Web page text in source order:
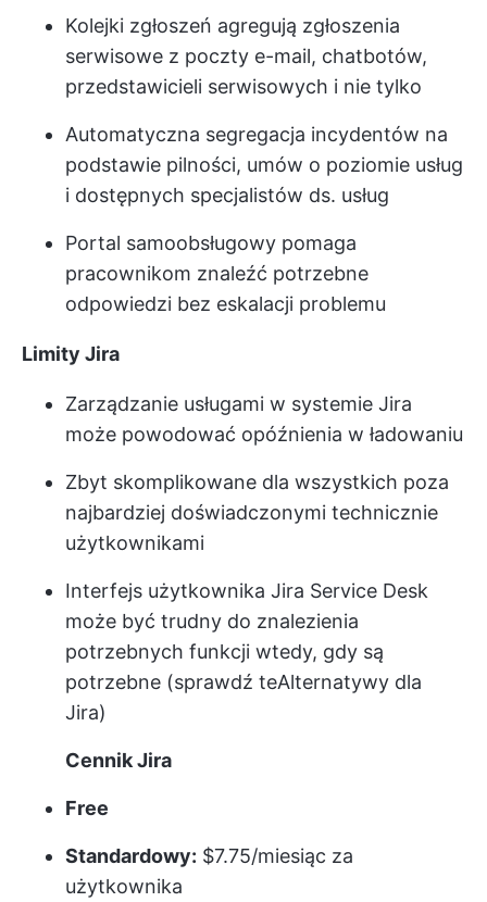
Kolejki zgłoszeń agregują zgłoszenia
serwisowe z poczty e-mail, chatbotów,
przedstawicieli serwisowych i nie tylko
Automatyczna segregacja incydentów na
podstawie pilności, umów o poziomie usług
i dostępnych specjalistów ds. usług
Portal samoobsługowy pomaga
pracownikom znaleźć potrzebne
odpowiedzi bez eskalacji problemu
Limity Jira
Zarządzanie usługami w systemie Jira
może powodować opóźnienia w ładowaniu
Zbyt skomplikowane dla wszystkich poza
najbardziej doświadczonymi technicznie
użytkownikami
Interfejs użytkownika Jira Service Desk
może być trudny do znalezienia
potrzebnych funkcji wtedy, gdy są
potrzebne (sprawdź teAlternatywy dla
Jira)
Cennik Jira
Free
Standardowy: $7.75/miesiąc za
użytkownika